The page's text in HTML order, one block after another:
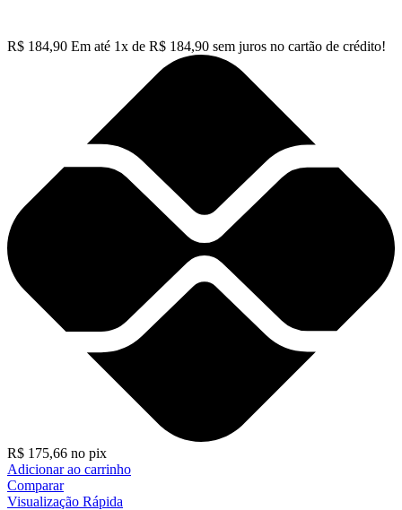
R$ 184,90 Em até 1x de R$ 184,90 sem juros no cartão de crédito!
R$ 175,66 no pix
Adicionar ao carrinho
Comparar
Visualização Rápida